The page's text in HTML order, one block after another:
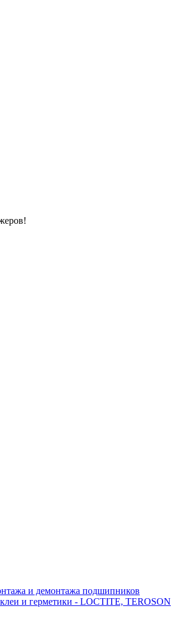
и демонтажа подшипников
и герметики - LOCTITE, TEROSON